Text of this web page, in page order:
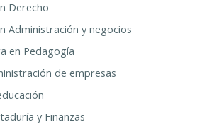
Derecho
Administración y negocios
en Pedagogía
de empresas
y Finanzas